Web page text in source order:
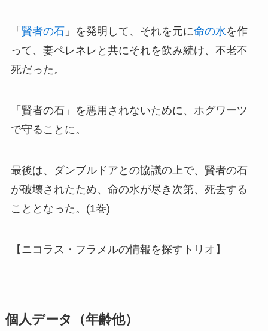
「 賢者の石」を発明して、それを元に命の水を作
って、妻ペレネレと共にそれを飲み続け、不老不
死だった。
「賢者の石」を悪用されないために、ホグワーツ
で守ることに。
最後は、ダンブルドアとの協議の上で、賢者の石
が破壊されたため、命の水が尽き次第、死去する
こととなった。(1巻)
【ニコラス・フラメルの情報を探すトリオ】
個人データ（年齢他）